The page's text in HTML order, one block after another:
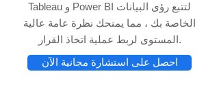
Tableau و Power BI لتتبع رؤى البيانات
الخاصة بك ، مما يمنحك نظرة عامة عالية
المستوى لربط عملية اتخاذ القرار.
احصل على استشارة مجانية الآن